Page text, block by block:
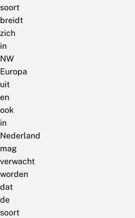
soort
breidt
zich
in
NW
Europa
uit
en
ook
in
Nederland
mag
verwacht
worden
dat
de
soort